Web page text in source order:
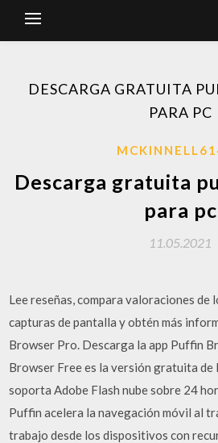
DESCARGA GRATUITA
PARA PC
Descarga gratuita
para pc
11.05.2021
‎Lee reseñas, compara valoraciones de
capturas de pantalla y obtén más
Browser Pro. Descarga la app Puffin
Browser Free es la versión gratuita de
soporta Adobe Flash nube sobre 24
Puffin acelera la navegación móvil al
trabajo desde los dispositivos con